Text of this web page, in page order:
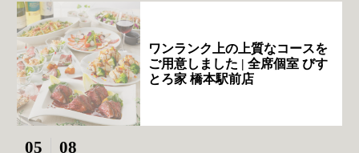
ワンランク上の上質なコースを
ご用意しました | 全席個室 びす
とろ家 橋本駅前店
05 08